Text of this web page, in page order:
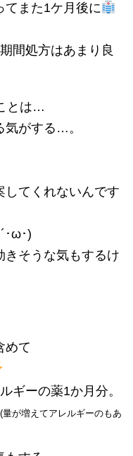
てまた1ケ月後に
間処方はあまり良
とは…
気がする…。
してくれないんです
･ω･)
きそうな気もするけ
めて
ギーの薬1か月分。
(量が増えてアレルギーのもあ